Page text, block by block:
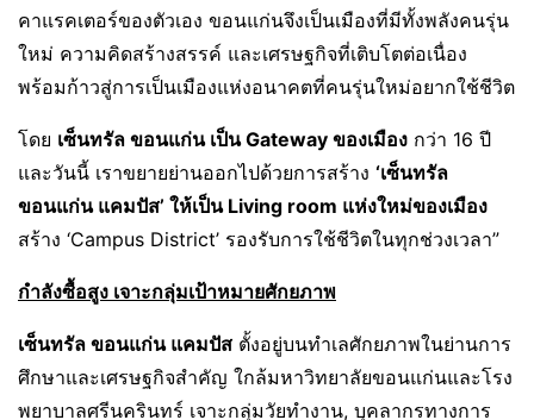
คาแรคเตอร์ของตัวเอง ขอนแก่นจึงเป็นเมืองที่มีทั้งพลังคนรุ่น
ใหม่ ความคิดสร้างสรรค์ และเศรษฐกิจที่เติบโตต่อเนื่อง
พร้อมก้าวสู่การเป็นเมืองแห่งอนาคตที่คนรุ่นใหม่อยากใช้ชีวิต
โดย เซ็นทรัล ขอนแก่น เป็นGateway ของเมือง กว่า 16 ปี
และวันนี้ เราขยายย่านออกไปด้วยการสร้าง ‘เซ็นทรัล
ขอนแก่น แคมปัส’ ให้เป็น Living room แห่งใหม่ของเมือง
สร้าง ‘Campus District’ รองรับการใช้ชีวิตในทุกช่วงเวลา”
กำลังซื้อสูง เจาะกลุ่มเป้าหมายศักยภาพ
เซ็นทรัล ขอนแก่น แคมปัส ตั้งอยู่บนทำเลศักยภาพในย่านการ
ศึกษาและเศรษฐกิจสำคัญ ใกล้มหาวิทยาลัยขอนแก่นและโรง
พยาบาลศรีนครินทร์ เจาะกลุ่มวัยทำงาน, บุคลากรทางการ